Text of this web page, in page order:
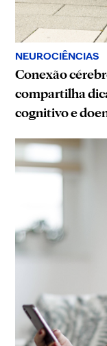
NEUROCIÊNCIAS
Conexão
compartilha
cognitivo e